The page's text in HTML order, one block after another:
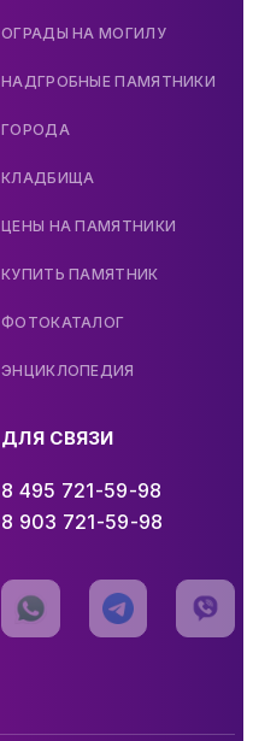
ОГРАДЫ НА МОГИЛУ
НАДГРОБНЫЕ ПАМЯТНИКИ
ГОРОДА
КЛАДБИЩА
ЦЕНЫ НА ПАМЯТНИКИ
КУПИТЬ ПАМЯТНИК
ФОТОКАТАЛОГ
ЭНЦИКЛОПЕДИЯ
ДЛЯ СВЯЗИ
8 495 721-59-98
8 903 721-59-98